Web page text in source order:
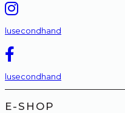
lusecondhand
lusecondhand
E-SHOP